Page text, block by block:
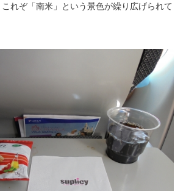
れぞ「南米」という景色が繰り広げられて